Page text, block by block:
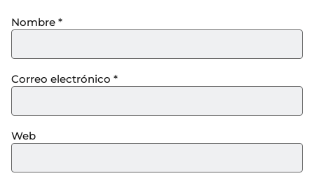
Nombre *
Correo electrónico *
Web